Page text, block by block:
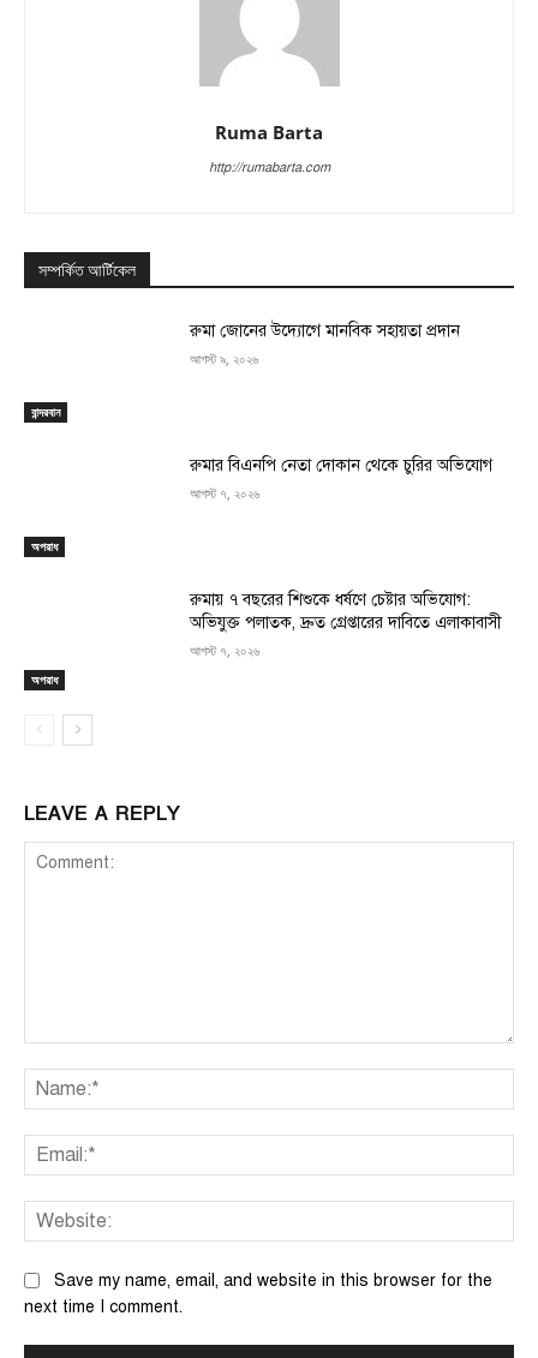
Ruma Barta
http://rumabarta.com
সম্পর্কিত আর্টিকেল
বান্দরবান
রুমা জোনের উদ্যোগে মানবিক সহায়তা প্রদান
আগস্ট ৯, ২০২৬
অপরাধ
রুমার বিএনপি নেতা দোকান থেকে চুরির অভিযোগ
আগস্ট ৭, ২০২৬
অপরাধ
রুমায় ৭ বছরের শিশুকে ধর্ষণে চেষ্টার অভিযোগ:
অভিযুক্ত পলাতক, দ্রুত গ্রেপ্তারের দাবিতে এলাকাবাসী
আগস্ট ৭, ২০২৬
LEAVE A REPLY
Save my name, email, and website in this browser for the
next time I comment.